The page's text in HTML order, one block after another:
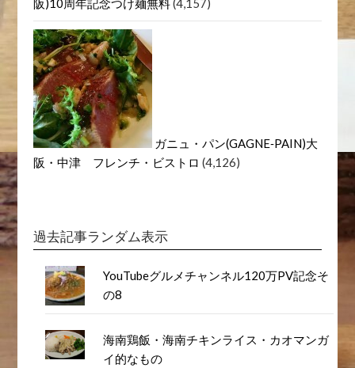
阪)10周年記念つけ麺無料(4,157)
ガニュ・パン(GAGNE‐PAIN)大
阪・中津 フレンチ・ビストロ (4,126)
過去記事ランダム表示
YouTubeグルメチャンネル120万PV記念そ
の8
海南鶏飯・海南チキンライス・カオマンガ
イ的なもの